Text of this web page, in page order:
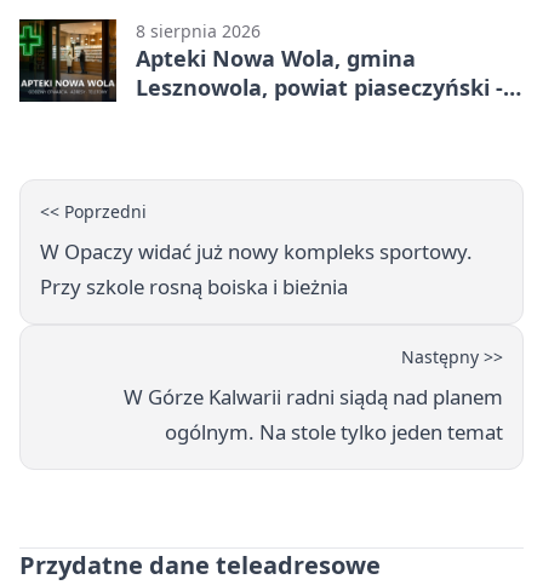
8 sierpnia 2026
Apteki Nowa Wola, gmina
Lesznowola, powiat piaseczyński -
<< Poprzedni
W Opaczy widać już nowy kompleks sportowy.
Przy szkole rosną boiska i bieżnia
Następny >>
W Górze Kalwarii radni siądą nad planem
ogólnym. Na stole tylko jeden temat
Przydatne dane teleadresowe